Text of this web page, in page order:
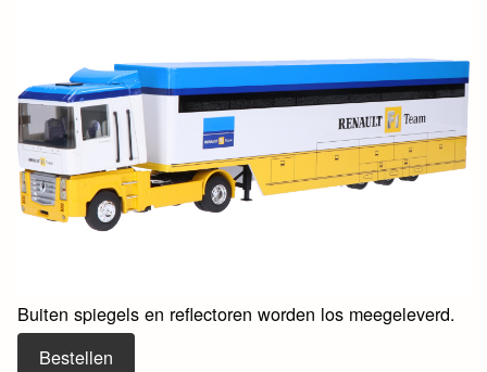
Buiten spiegels en reflectoren worden los meegeleverd.
Bestellen